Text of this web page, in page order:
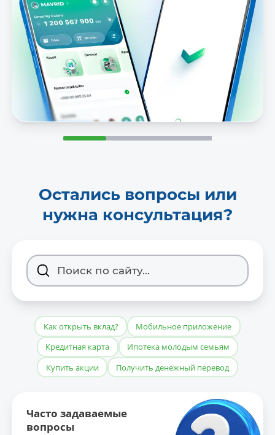
Остались вопросы или
нужна консультация?
Как открыть вклад?
Мобильное приложение
Кредитная карта
Ипотека молодым семьям
Купить акции
Получить денежный перевод
Часто задаваемые
вопросы